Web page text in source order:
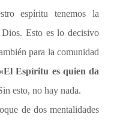
espíritu tenemos la
Esto es lo decisivo
para la comunidad
«El Espíritu es quien da
esto, no hay nada.
de dos mentalidades